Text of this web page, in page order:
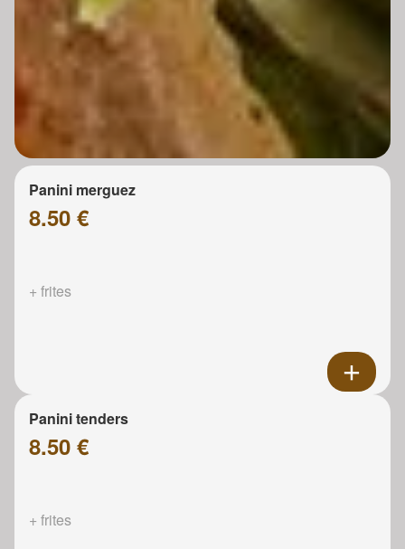
Panini merguez
8.50 €
+ frites
Panini tenders
8.50 €
+ frites